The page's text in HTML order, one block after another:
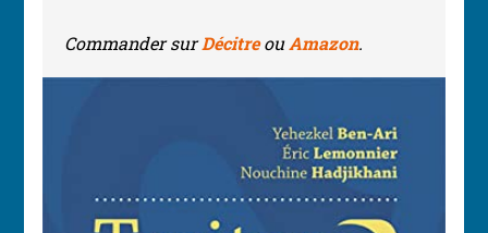
Commander surDécitreouAmazon.